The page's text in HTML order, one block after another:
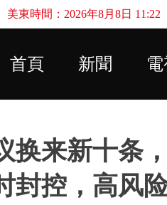
美東時間：2026年8月8日 11:22
首頁 新聞
换来新十条
封控，高风